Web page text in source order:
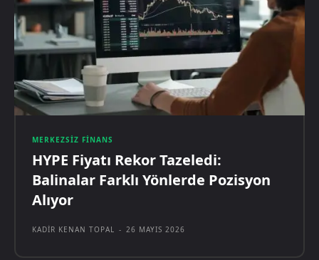
MERKEZSIZ FINANS
HYPE Fiyatı Rekor Tazeledi:
Balinalar Farklı Yönlerde Pozisyon
Alıyor
KADIR KENAN TOPAL - 26 MAYIS 2026